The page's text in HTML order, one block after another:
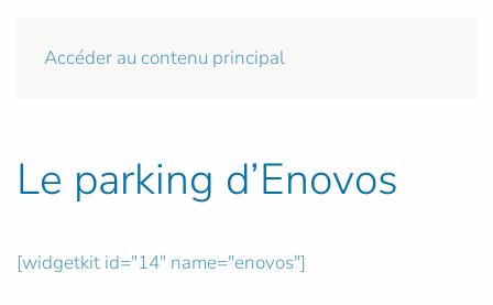
Accéder au contenu principal
Le parking d’Enovos
[widgetkit id="14" name="enovos"]